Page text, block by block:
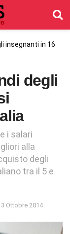
insegnanti in 16
degli
i salari
alla
degli
tra il 5 e
3 Ottobre 2014